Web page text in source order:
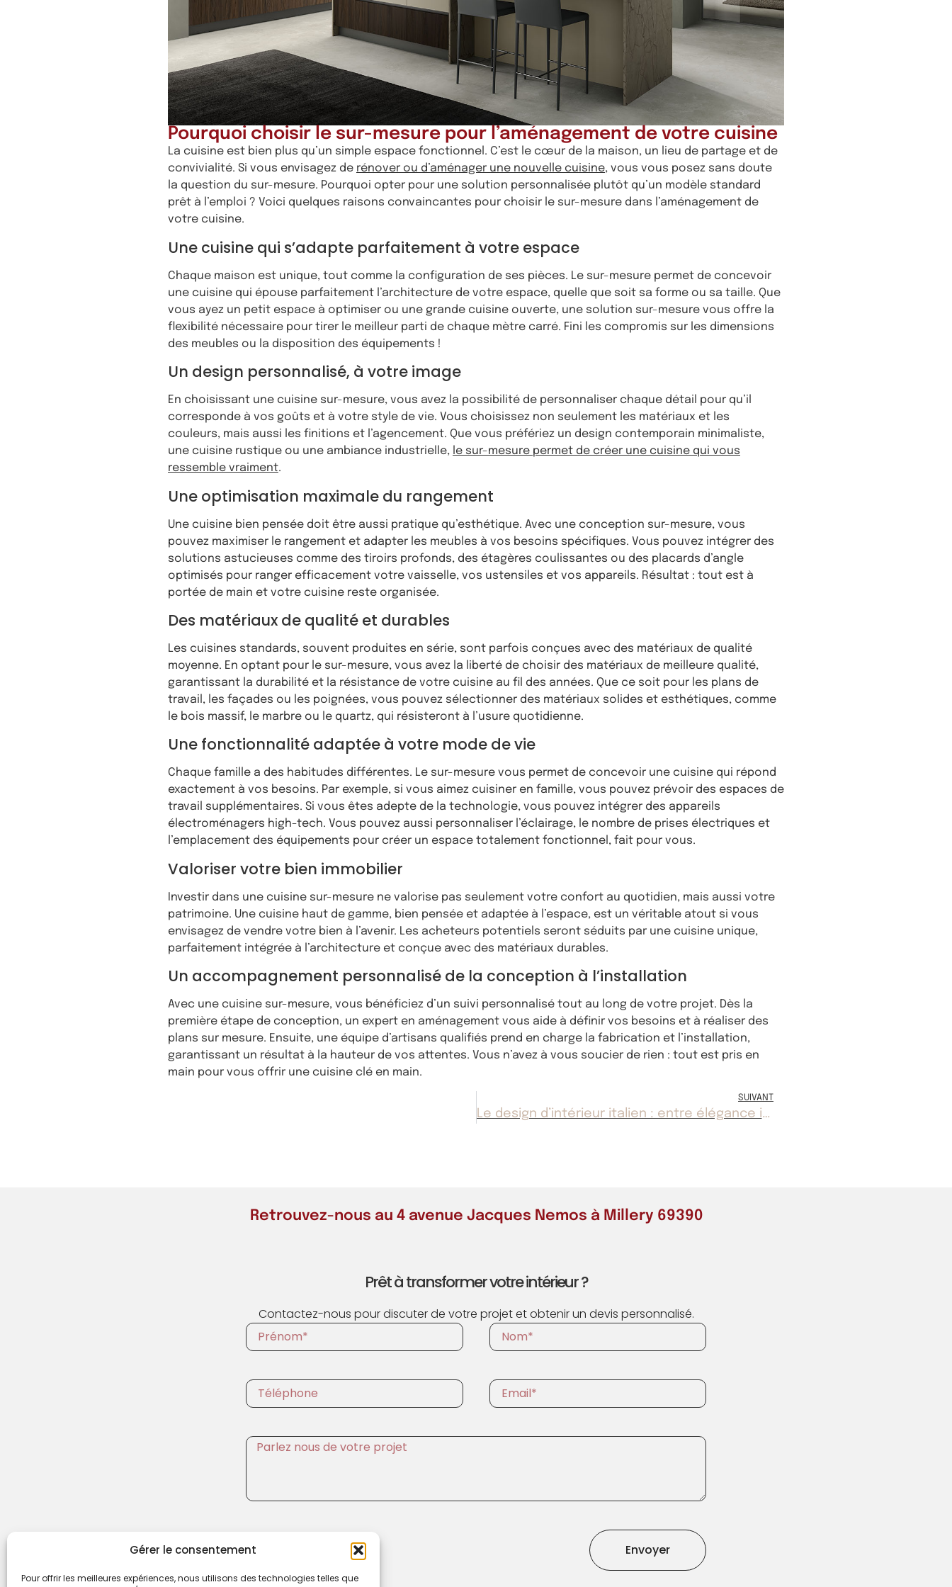
Gérer le consentement
Pour offrir les meilleures expériences, nous utilisons des technologies telles que
Pourquoi choisir le sur-mesure pour l’aménagement de votre cuisine
La cuisine est bien plus qu’un simple espace fonctionnel. C’est le cœur de la maison, un lieu de partage et de
convivialité. Si vous envisagez de rénover ou d’aménager une nouvelle cuisine, vous vous posez sans doute
la question du sur-mesure. Pourquoi opter pour une solution personnalisée plutôt qu’un modèle standard
prêt à l’emploi ? Voici quelques raisons convaincantes pour choisir le sur-mesure dans l’aménagement de
votre cuisine.
Une cuisine qui s’adapte parfaitement à votre espace
Chaque maison est unique, tout comme la configuration de ses pièces. Le sur-mesure permet de concevoir
une cuisine qui épouse parfaitement l’architecture de votre espace, quelle que soit sa forme ou sa taille. Que
vous ayez un petit espace à optimiser ou une grande cuisine ouverte, une solution sur-mesure vous offre la
flexibilité nécessaire pour tirer le meilleur parti de chaque mètre carré. Fini les compromis sur les dimensions
des meubles ou la disposition des équipements !
Un design personnalisé, à votre image
En choisissant une cuisine sur-mesure, vous avez la possibilité de personnaliser chaque détail pour qu’il
corresponde à vos goûts et à votre style de vie. Vous choisissez non seulement les matériaux et les
couleurs, mais aussi les finitions et l’agencement. Que vous préfériez un design contemporain minimaliste,
une cuisine rustique ou une ambiance industrielle, le sur-mesure permet de créer une cuisine qui vous
ressemble vraiment.
Une optimisation maximale du rangement
Une cuisine bien pensée doit être aussi pratique qu’esthétique. Avec une conception sur-mesure, vous
pouvez maximiser le rangement et adapter les meubles à vos besoins spécifiques. Vous pouvez intégrer des
solutions astucieuses comme des tiroirs profonds, des étagères coulissantes ou des placards d’angle
optimisés pour ranger efficacement votre vaisselle, vos ustensiles et vos appareils. Résultat : tout est à
portée de main et votre cuisine reste organisée.
Des matériaux de qualité et durables
Les cuisines standards, souvent produites en série, sont parfois conçues avec des matériaux de qualité
moyenne. En optant pour le sur-mesure, vous avez la liberté de choisir des matériaux de meilleure qualité,
garantissant la durabilité et la résistance de votre cuisine au fil des années. Que ce soit pour les plans de
travail, les façades ou les poignées, vous pouvez sélectionner des matériaux solides et esthétiques, comme
le bois massif, le marbre ou le quartz, qui résisteront à l’usure quotidienne.
Une fonctionnalité adaptée à votre mode de vie
Chaque famille a des habitudes différentes. Le sur-mesure vous permet de concevoir une cuisine qui répond
exactement à vos besoins. Par exemple, si vous aimez cuisiner en famille, vous pouvez prévoir des espaces de
travail supplémentaires. Si vous êtes adepte de la technologie, vous pouvez intégrer des appareils
électroménagers high-tech. Vous pouvez aussi personnaliser l’éclairage, le nombre de prises électriques et
l’emplacement des équipements pour créer un espace totalement fonctionnel, fait pour vous.
Valoriser votre bien immobilier
Investir dans une cuisine sur-mesure ne valorise pas seulement votre confort au quotidien, mais aussi votre
patrimoine. Une cuisine haut de gamme, bien pensée et adaptée à l’espace, est un véritable atout si vous
envisagez de vendre votre bien à l’avenir. Les acheteurs potentiels seront séduits par une cuisine unique,
parfaitement intégrée à l’architecture et conçue avec des matériaux durables.
Un accompagnement personnalisé de la conception à l’installation
Avec une cuisine sur-mesure, vous bénéficiez d’un suivi personnalisé tout au long de votre projet. Dès la
première étape de conception, un expert en aménagement vous aide à définir vos besoins et à réaliser des
plans sur mesure. Ensuite, une équipe d’artisans qualifiés prend en charge la fabrication et l’installation,
garantissant un résultat à la hauteur de vos attentes. Vous n’avez à vous soucier de rien : tout est pris en
main pour vous offrir une cuisine clé en main.
SUIVANT
Le design d’intérieur italien : entre élégance intemporelle et modernité
Retrouvez-nous au 4 avenue Jacques Nemos à Millery 69390
Prêt à transformer votre intérieur ?
Contactez-nous pour discuter de votre projet et obtenir un devis personnalisé.
Envoyer
Alternative: